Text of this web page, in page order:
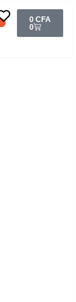
0 CFA
0